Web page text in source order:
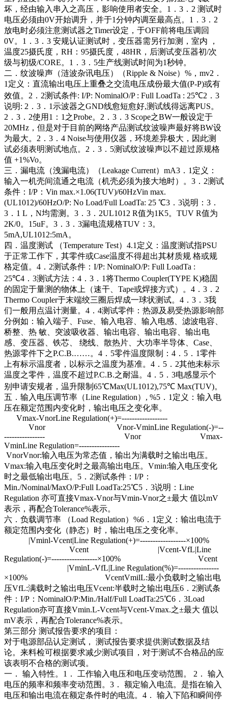
坏，经由输入串入之高压，影响使用者安全。1．3．2 测试时
电压必须由0V开始调升，并于1分钟内调至最高点。1．3．2
放电时必须注意测试器之Timer设定，于OFF前将电压调回
0V。1．3．3 安规认证测试时，变压器需另行加测，室内 ，
温度25摄氏度，RH：95摄氏度，48HR，后测试变压器初/次
级与初级/CORE。1．3．5生产线测试时间为1秒钟。
二．纹波噪声（涟波杂讯电压）（Ripple & Noise）%，mv2．
1定义：直流输出电压上重叠之交流电压成份最大值(P-P)或有
效值。2．2测试条件: I/P: NominalO/P : Full LoadTa : 25℃2．3
说明: 2．3．1示波器之GND线愈短愈好,测试线得远离PUS。
2．3．2使用1：1之Probe。2．3．3 Scope之BW一般设定于
20MHz，但是对于目前的网络产品测试纹波噪声最好将BW设
为最大。2．3．4 Noise与使用仪器，环境差异极大，因此测
试必须表明测试地点。2．3．5测试纹波噪声以不超过原规格
值 +1%Vo。
三．漏电流（洩漏电流）（Leakage Current）mA3．1定义：
输入一机壳间流通之电流（机壳必须为接大地时）。3．2测试
条件：I/P：Vin max.×1.06(TUV)/60HzVin max.
(UL1012)/60HzO/P: No Load/Full LoadTa: 25 ℃3．3说明：3．
3．1 L，N均需测。3．3．2UL1012 R值为1K5。TUV R值为
2K/0。15uF。3．3．3漏电流规格TUV：3。
5mA,UL1012:5mA。
四．温度测试 （Temperature Test）4.1定义：温度测试指PSU
于正常工作下，其零件或Case温度不得超出其材质规 格或规
格定值。4．2测试条件：I/P: NominalO/P: Full LoadTa :
25℃4．3测试方法：4．3．1将Thermo Coupler(TYPE K)稳固
的固定于量测的物体上（速干、Tape或焊接方式）。4．3．2
Thermo Coupler于末端绞三圈后焊成一球状测试。4．3．3我
们一般用点温计测量。4．4测试零件：热源及易受热源影响部
分例如：输入端子、Fuse、输入电容、输入电感、滤波电容、
桥整、热 敏、突波吸收器、输出电容、输出电容、输出电
感、变压器、铁芯、 绕线、散热片、大功率半导体、Case、
热源零件下之P.C.B.……。4．5零件温度限制：4．5．1零件
上有标示温度者，以标示之温度为基准。4．5．2其他未标示
温度之零件，温度不超过P.C.B.之耐温。4．5．3电感显示个
别申请安规者，温升限制65℃Max(UL1012),75℃ Max(TUV)。
五．输入电压调节率（Line Regulation）, %5．1定义：输入电
压在额定范围内变化时，输出电压之变化率。
Vmax-VnorLine Regulation(+)=------------------
Vnor Vnor-VminLine Regulation(-)=--
---------------- Vnor Vmax-
VminLine Regulation=----------------
VnorVnor:输入电压为常态值，输出为满载时之输出电压。
Vmax:输入电压变化时之最高输出电压。Vmin:输入电压变化
时之最低输出电压。5．2测试条件：I/P：
Min./Nominal/MaxO/P:Full LoadTa:25℃5．3说明：Line
Regulation 亦可直接Vmax-Vnor与Vmin-Vnor之±最大 值以mV
表示，再配合Tolerance%表示。
六．负载调节率 （Load Regulation）%6．1定义：输出电流于
额定范围内变化（静态）时，输出电压之变化率。
|Vminl-Vcent|Line Regulation(+)=------------------×100%
Vcent |Vcent-VfL|Line
Regulation(-)=------------------×100% Vcent
|VminL-VfL|Line Regulation(%)=----------------
×100% VcentVmilL:最小负载时之输出电
压VfL:满载时之输出电压Vcent:半载时之输出电压6．2测试条
件：I/P：NominalO/P:Min./Half/Full LoadTa:25℃6．3Load
Regulation亦可直接Vmin.L-Vcent与Vcent-Vmax.之±最大 值以
mV表示，再配合Tolerance%表示。
第三部分 测试报告要求的项目：
对于电源部品认定测试， 测试报告要求提供测试数据及结
论。来料检可根据要求减少测试项目，对于测试不合格品的应
该表明不合格的测试项。
一． 输入特性。1． 工作输入电压和电压变动范围。 2． 输入
电压的频率和频率变动范围。3． 额定输入电流。是指在输入
电压和输出电流在额定条件时的电流。4． 输入下陷和瞬间停